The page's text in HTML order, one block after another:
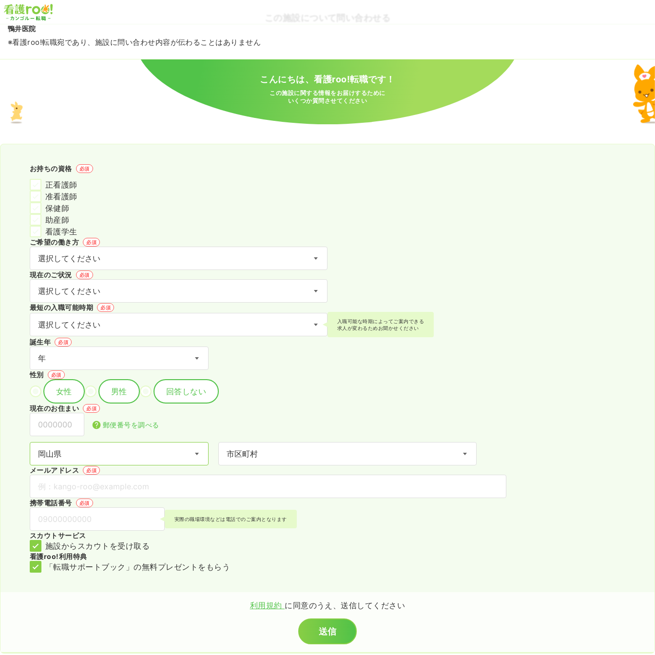
この施設について問い合わせる
鴨井医院
※看護roo!転職宛であり、施設に問い合わせ内容が伝わることはありません
こんにちは、看護roo!転職です！
この施設に関する情報をお届けするために
いくつか質問させてください
お持ちの資格 必須
正看護師
准看護師
保健師
助産師
看護学生
ご希望の働き方 必須
現在のご状況 必須
最短の入職可能時期 必須
入職可能な時期によってご案内できる
求人が変わるためお聞かせください
誕生年 必須
性別 必須
女性 男性 回答しない
現在のお住まい 必須
郵便番号を調べる
メールアドレス 必須
携帯電話番号 必須
実際の職場環境などは電話でのご案内となります
スカウトサービス
施設からスカウトを受け取る
看護roo!利用特典
「転職サポートブック」の無料プレゼントをもらう
利用規約 に同意のうえ、送信してください
送信